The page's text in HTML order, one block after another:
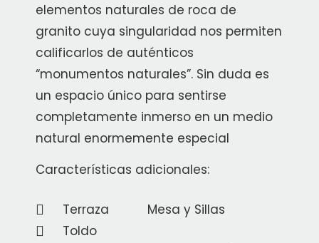
elementos naturales de roca de
granito cuya singularidad nos permiten
calificarlos de auténticos
“monumentos naturales”. Sin duda es
un espacio único para sentirse
completamente inmerso en un medio
natural enormemente especial
Características adicionales:
Terraza
Mesa y Sillas
Toldo